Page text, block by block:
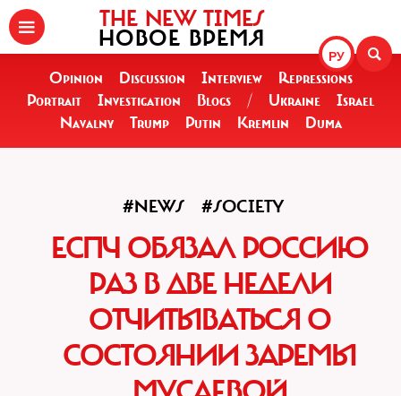
РУ
THE NEW TIMES
НОВОЕ ВРЕМЯ
Opinion Discussion Interview
Repressions
Portrait
Investigation Blogs / Ukraine
Israel
Navalny
Trump Putin Kremlin Duma
#NEWS #SOCIETY
ЕСПЧ ОБЯЗАЛ РОССИЮ
РАЗ В ДВЕ НЕДЕЛИ
ОТЧИТЫВАТЬСЯ О
СОСТОЯНИИ ЗАРЕМЫ